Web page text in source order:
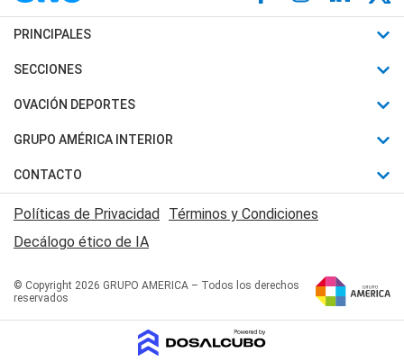
PRINCIPALES
Últimas Noticias
Política
Judiciales
Economia
SECCIONES
Horóscopo
Motores
Trucos caseros
Series y Películas
Edictos y Solicitadas
OVACIÓN DEPORTES
Fútbol
Mundial
Automovilismo
Rugby
Básquet
GRUPO AMÉRICA INTERIOR
Canal 7 en Vivo
San Juan 8
CONTACTO
Acerca de Nosotros
Contactanos
Políticas de Privacidad Términos y Condiciones
Decálogo ético de IA
© Copyright 2026 GRUPO AMERICA – Todos los derechos
reservados